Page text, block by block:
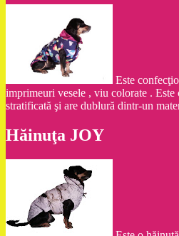
Este
imprimeuri vesele , viu colorate . Este
stratificată şi are dublură dintr-un
Hăinuţa JOY